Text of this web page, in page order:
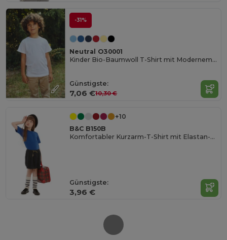
-31%
Neutral O30001
Kinder Bio-Baumwoll T-Shirt mit Modernem Schnitt
Günstigste:
7,06 €10,30 €
+10
B&C B150B
Komfortabler Kurzarm-T-Shirt mit Elastan-Kragen
Günstigste:
3,96 €